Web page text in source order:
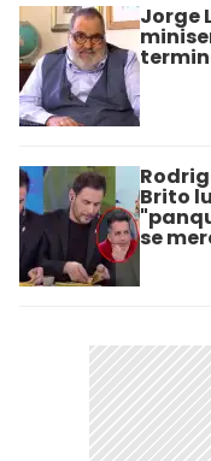
Jorge
Brito
se